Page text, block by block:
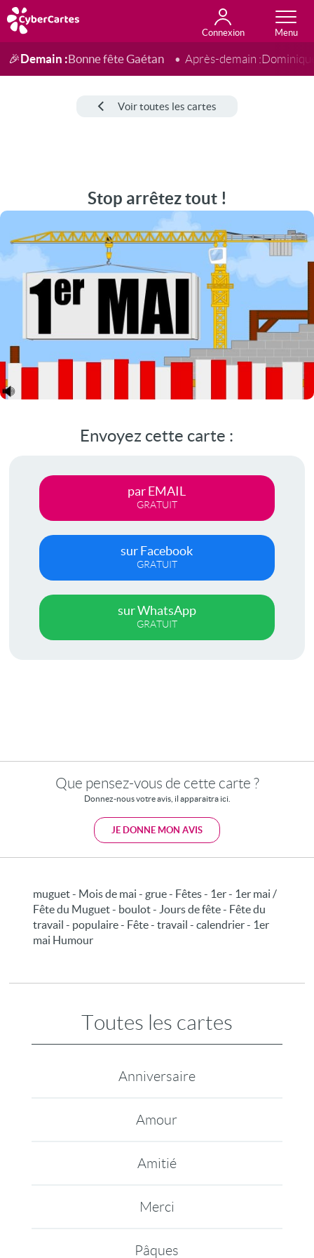
Connexion
Anniversaire
Fête du jour
Amour
Amitié
Merci
Toutes les cartes
🎉Demain :Bonne fête Gaétan Après-demain :
Voir toutes les cartes
Stop arrêtez tout !
Envoyez cette carte :
par EMAIL
GRATUIT
sur Facebook
GRATUIT
sur WhatsApp
GRATUIT
Que pensez-vous de cette carte ?
Donnez-nous votre avis, il apparaitra ici.
JE DONNE MON AVIS
muguet - Mois de mai - grue - Fêtes - 1er - 1er mai /
Fête du Muguet - boulot - Jours de fête - Fête du
travail - populaire - Fête - travail - calendrier - 1er
mai Humour
Toutes les cartes
Anniversaire
Amour
Amitié
Merci
Pâques